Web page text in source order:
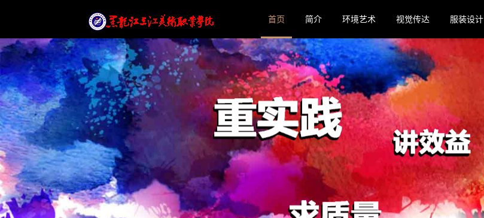
首页 简介 环境艺术 视觉传达 服装设计